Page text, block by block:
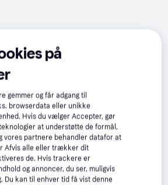
på
gemmer og får adgang til
browserdata eller unikke
Hvis du vælger Accepter, gør
at understøtte de formål,
vores partnere behandler datafor at
Afvis alle eller trækker dit
de. Hvis trackere er
og annoncer, du ser, muligvis
Du kan til enhver tid få vist denne